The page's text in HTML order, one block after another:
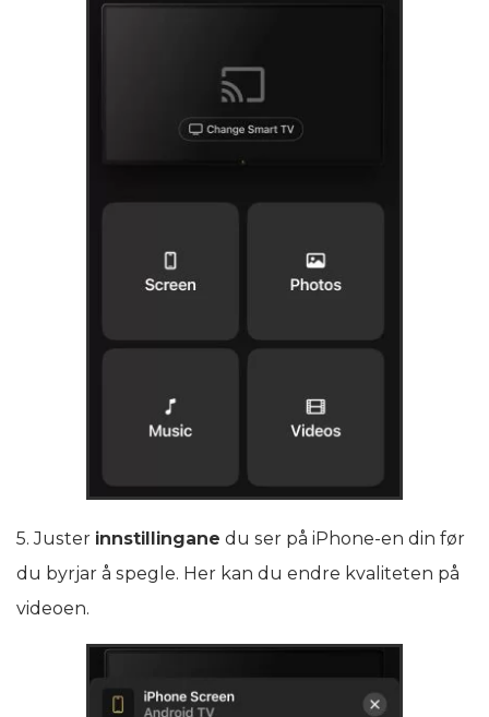
5. Juster innstillingane du ser på iPhone-en din før
du byrjar å spegle. Her kan du endre kvaliteten på
videoen.